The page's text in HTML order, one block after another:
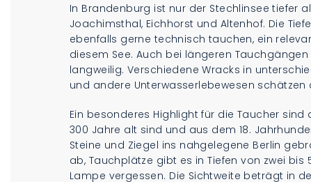
In Brandenburg ist nur der Stechlinsee tiefer
Joachimsthal, Eichhorst und Altenhof. Die
ebenfalls gerne technisch tauchen, ein
diesem See. Auch bei längeren
langweilig. Verschiedene Wracks in
und andere Unterwasserlebewesen
Ein besonderes Highlight für die Taucher
300 Jahre alt sind und aus dem 18.
Steine und Ziegel ins nahgelegene Berlin
ab, Tauchplätze gibt es in Tiefen von zwei bis
Lampe vergessen. Die Sichtweite beträgt in